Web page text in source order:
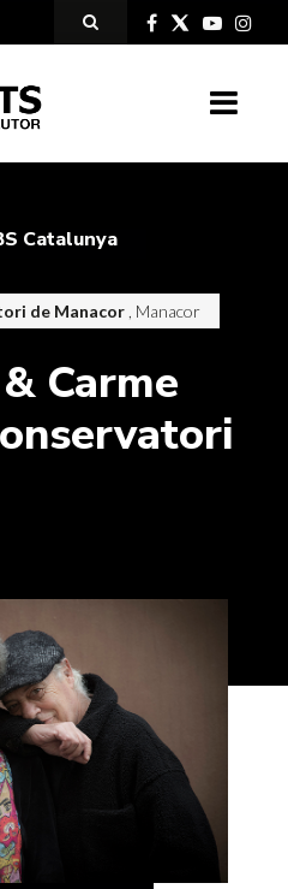
Catalunya
de Manacor , Manacor
Carme